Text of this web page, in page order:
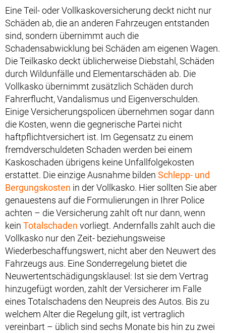
Eine Teil- oder Vollkaskoversicherung deckt nicht nur
Schäden ab, die an anderen Fahrzeugen entstanden
sind, sondern übernimmt auch die
Schadensabwicklung bei Schäden am eigenen Wagen.
Die Teilkasko deckt üblicherweise Diebstahl, Schäden
durch Wildunfälle und Elementarschäden ab. Die
Vollkasko übernimmt zusätzlich Schäden durch
Fahrerflucht, Vandalismus und Eigenverschulden.
Einige Versicherungspolicen übernehmen sogar dann
die Kosten, wenn die gegnerische Partei nicht
haftpflichtversichert ist. Im Gegensatz zu einem
fremdverschuldeten Schaden werden bei einem
Kaskoschaden übrigens keine Unfallfolgekosten
erstattet. Die einzige Ausnahme bilden Schlepp- und
Bergungskosten in der Vollkasko. Hier sollten Sie aber
genauestens auf die Formulierungen in Ihrer Police
achten – die Versicherung zahlt oft nur dann, wenn
kein Totalschaden vorliegt. Andernfalls zahlt auch die
Vollkasko nur den Zeit- beziehungsweise
Wiederbeschaffungswert, nicht aber den Neuwert des
Fahrzeugs aus. Eine Sonderregelung bietet die
Neuwertentschädigungsklausel: Ist sie dem Vertrag
hinzugefügt worden, zahlt der Versicherer im Falle
eines Totalschadens den Neupreis des Autos. Bis zu
welchem Alter die Regelung gilt, ist vertraglich
vereinbart – üblich sind sechs Monate bis hin zu zwei